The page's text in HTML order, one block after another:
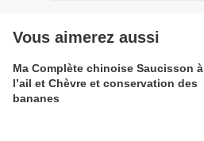
Vous aimerez aussi
Ma Complète chinoise Saucisson à
l’ail et Chèvre et conservation des
bananes